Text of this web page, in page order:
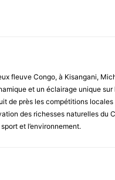
fleuve Congo, à Kisangani,
et un éclairage unique
de près les compétitions
des richesses naturelles du
et l’environnement.